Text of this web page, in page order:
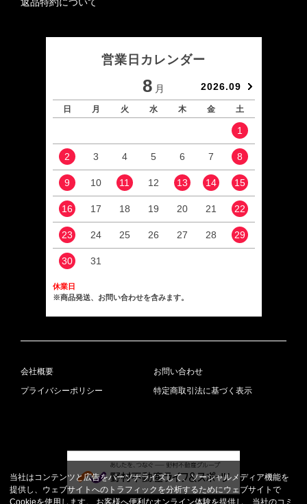
営業日カレンダー
8 月 2026.09
日 月 火 水 木 金 土
1
2 3 4 5 6 7 8
9 10 11 12 13 14 15
16 17 18 19 20 21 22
23 24 25 26 27 28 29
30 31
休業日
※商品発送、お問い合わせを含みます。
会社概要
お問い合わせ
プライバシーポリシー
特定商取引法に基づく表示
当社はコンテンツと広告をパーソナライズして、ソーシャルメディア機能を
提供し、ウェブサイトへのトラフィックを分析するためにウェブサイトで
Cookieを使用します。 お客様へ便利なオンライン体験を提供し、当社のコミ